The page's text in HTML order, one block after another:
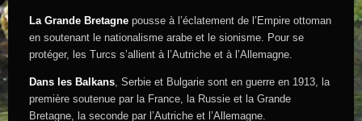
La Grande Bretagne pousse à l’éclatement de l’Empire ottoman
en soutenant le nationalisme arabe et le sionisme. Pour se
protéger, les Turcs s’allient à l’Autriche et à l’Allemagne.
Dans les Balkans, Serbie et Bulgarie sont en guerre en 1913, la
première soutenue par la France, la Russie et la Grande
Bretagne, la seconde par l’Autriche et l’Allemagne.